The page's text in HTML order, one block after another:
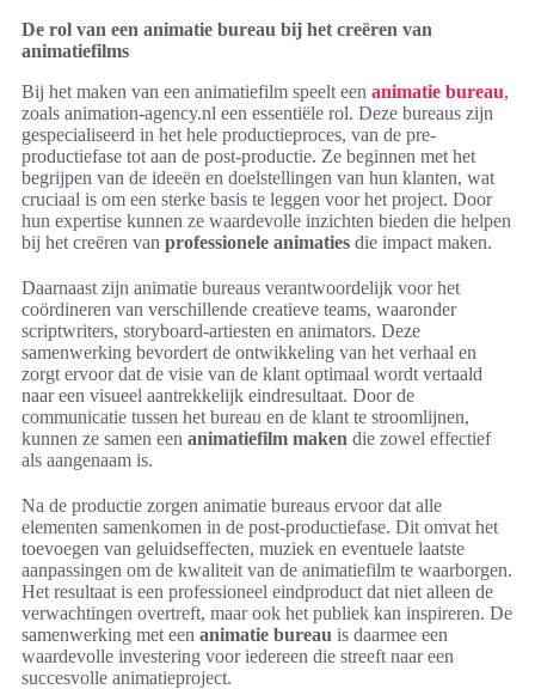
De rol van een animatie bureau bij het creëren van
animatiefilms
Bij het maken van een animatiefilm speelt een animatie bureau,
zoals animation-agency.nl een essentiële rol. Deze bureaus zijn
gespecialiseerd in het hele productieproces, van de pre-
productiefase tot aan de post-productie. Ze beginnen met het
begrijpen van de ideeën en doelstellingen van hun klanten, wat
cruciaal is om een sterke basis te leggen voor het project. Door
hun expertise kunnen ze waardevolle inzichten bieden die helpen
bij het creëren van professionele animaties die impact maken.
Daarnaast zijn animatie bureaus verantwoordelijk voor het
coördineren van verschillende creatieve teams, waaronder
scriptwriters, storyboard-artiesten en animators. Deze
samenwerking bevordert de ontwikkeling van het verhaal en
zorgt ervoor dat de visie van de klant optimaal wordt vertaald
naar een visueel aantrekkelijk eindresultaat. Door de
communicatie tussen het bureau en de klant te stroomlijnen,
kunnen ze samen een animatiefilm maken die zowel effectief
als aangenaam is.
Na de productie zorgen animatie bureaus ervoor dat alle
elementen samenkomen in de post-productiefase. Dit omvat het
toevoegen van geluidseffecten, muziek en eventuele laatste
aanpassingen om de kwaliteit van de animatiefilm te waarborgen.
Het resultaat is een professioneel eindproduct dat niet alleen de
verwachtingen overtreft, maar ook het publiek kan inspireren. De
samenwerking met een animatie bureau is daarmee een
waardevolle investering voor iedereen die streeft naar een
succesvolle animatieproject.